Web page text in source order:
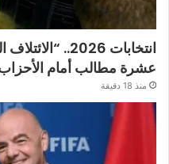
انتخابات 2026..
عشرة مطالب أمام الأحزاب
منذ 18 دقيقة